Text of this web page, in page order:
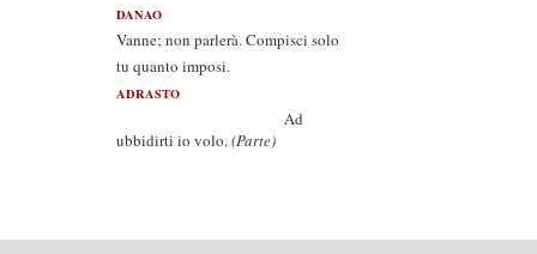
DANAO
Vanne; non parlerà. Compisci solo
tu quanto imposi.
ADRASTO
Ad
ubbidirti io volo.(Parte)